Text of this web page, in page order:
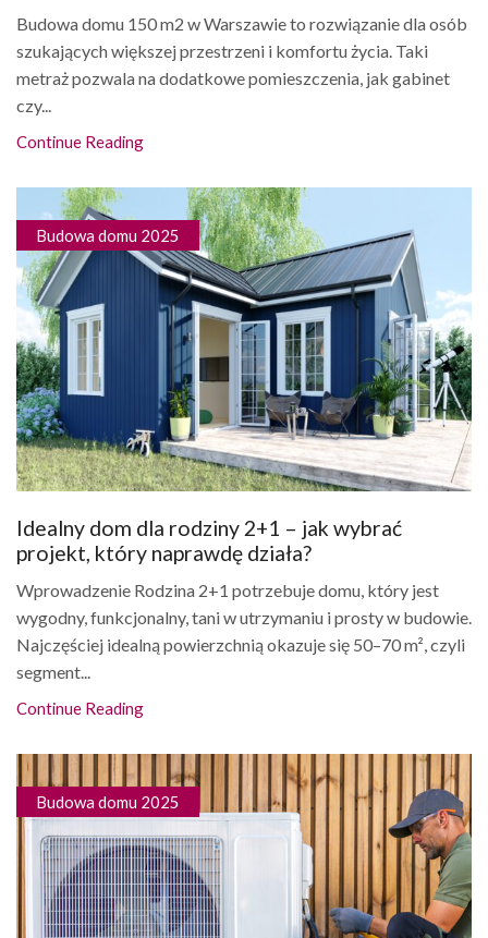
Budowa domu 150 m2 w Warszawie to rozwiązanie dla osób
szukających większej przestrzeni i komfortu życia. Taki
metraż pozwala na dodatkowe pomieszczenia, jak gabinet
czy...
Continue Reading
Budowa domu 2025
Idealny dom dla rodziny 2+1 – jak wybrać
projekt, który naprawdę działa?
Wprowadzenie Rodzina 2+1 potrzebuje domu, który jest
wygodny, funkcjonalny, tani w utrzymaniu i prosty w budowie.
Najczęściej idealną powierzchnią okazuje się 50–70 m², czyli
segment...
Continue Reading
Budowa domu 2025